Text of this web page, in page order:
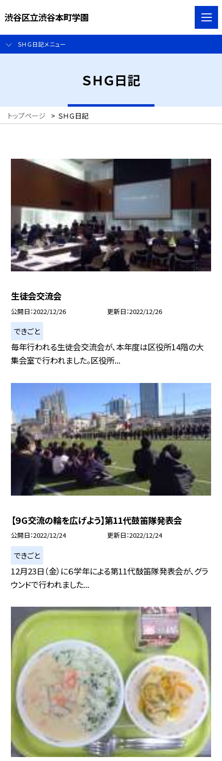
渋谷区立渋谷本町学園
ＳＨＧ日記メニュー
ＳＨＧ日記
トップページ > ＳＨＧ日記
生徒会交流会
公開日 2022/12/26 更新日 2022/12/26
できごと
毎年行われる生徒会交流会が、本年度は区役所14階の大
集会室で行われました。区役所...
【９G交流の輪を広げよう】第11代鼓笛隊発表会
公開日 2022/12/24 更新日 2022/12/24
できごと
12月23日（金）に６学年による第11代鼓笛隊発表会が、グラ
ウンドで行われました...